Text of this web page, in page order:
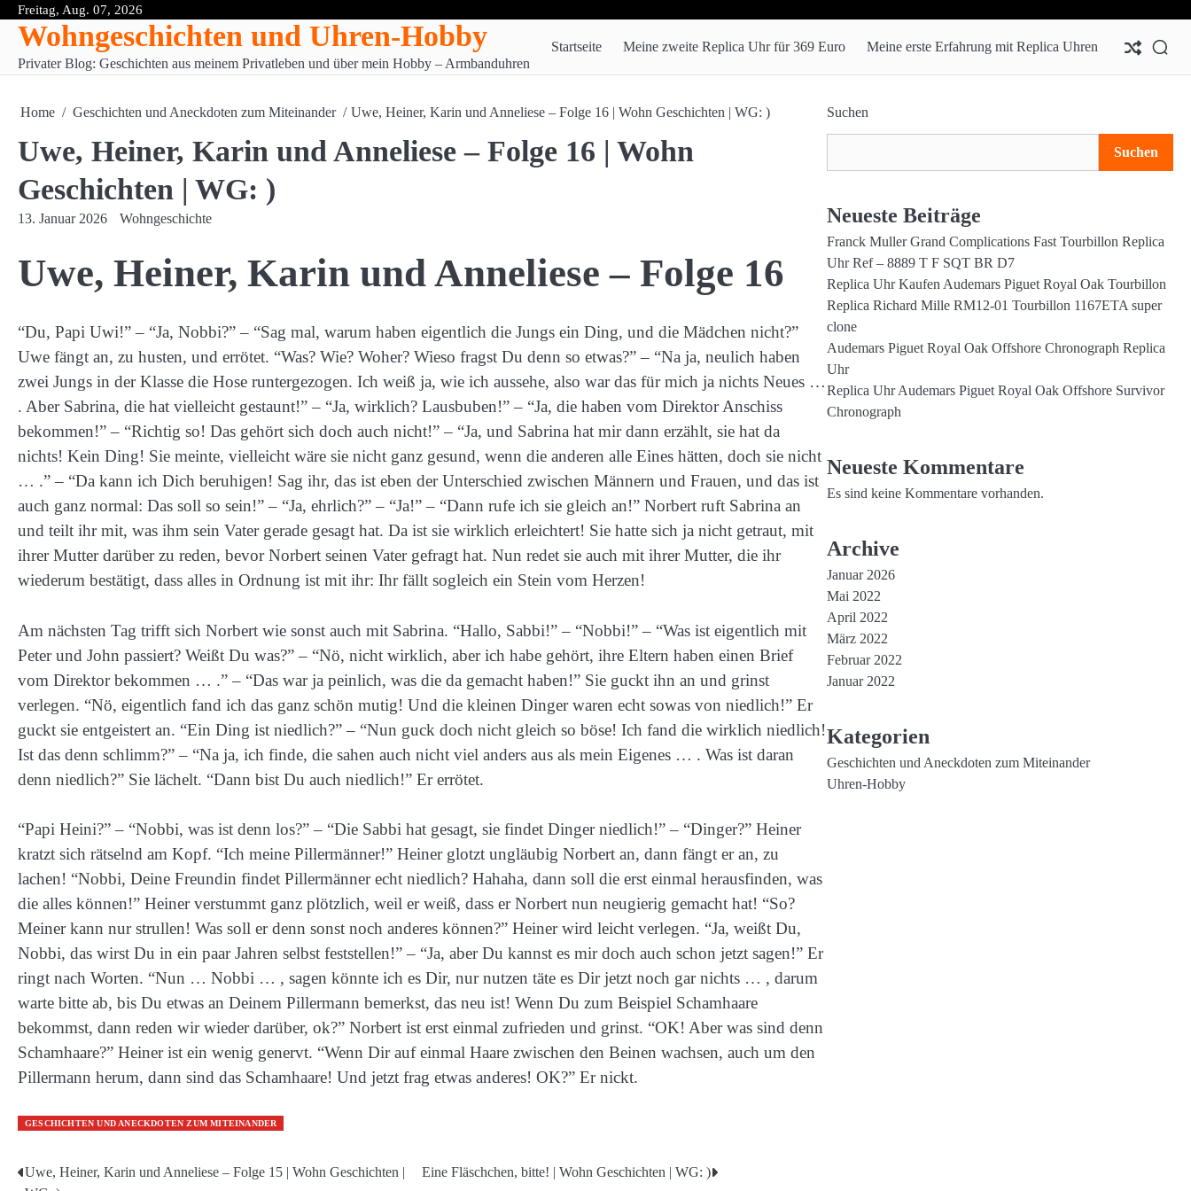
SkipFreitag, Aug. 07, 2026
mit
Uhr
Wohngeschichten und Uhren-Hobby
Privater Blog: Geschichten aus meinem Privatleben und über mein Hobby – Armbanduhren
Startseite Meine zweite Replica Uhr für 369 Euro Meine erste Erfahrung mit Replica Uhren
Home Geschichten und Aneckdoten zum Miteinander Uwe, Heiner, Karin und Anneliese – Folge 16 | Wohn Geschichten | WG: )
Uwe, Heiner, Karin und Anneliese – Folge 16 | Wohn
Geschichten | WG: )
13. Januar 2026 Wohngeschichte
Uwe, Heiner, Karin und Anneliese – Folge 16
“Du, Papi Uwi!” – “Ja, Nobbi?” – “Sag mal, warum haben eigentlich die Jungs ein Ding, und die Mädchen nicht?”
Uwe fängt an, zu husten, und errötet. “Was? Wie? Woher? Wieso fragst Du denn so etwas?” – “Na ja, neulich haben
zwei Jungs in der Klasse die Hose runtergezogen. Ich weiß ja, wie ich aussehe, also war das für mich ja nichts Neues …
. Aber Sabrina, die hat vielleicht gestaunt!” – “Ja, wirklich? Lausbuben!” – “Ja, die haben vom Direktor Anschiss
bekommen!” – “Richtig so! Das gehört sich doch auch nicht!” – “Ja, und Sabrina hat mir dann erzählt, sie hat da
nichts! Kein Ding! Sie meinte, vielleicht wäre sie nicht ganz gesund, wenn die anderen alle Eines hätten, doch sie nicht
… .” – “Da kann ich Dich beruhigen! Sag ihr, das ist eben der Unterschied zwischen Männern und Frauen, und das ist
auch ganz normal: Das soll so sein!” – “Ja, ehrlich?” – “Ja!” – “Dann rufe ich sie gleich an!” Norbert ruft Sabrina an
und teilt ihr mit, was ihm sein Vater gerade gesagt hat. Da ist sie wirklich erleichtert! Sie hatte sich ja nicht getraut, mit
ihrer Mutter darüber zu reden, bevor Norbert seinen Vater gefragt hat. Nun redet sie auch mit ihrer Mutter, die ihr
wiederum bestätigt, dass alles in Ordnung ist mit ihr: Ihr fällt sogleich ein Stein vom Herzen!
Am nächsten Tag trifft sich Norbert wie sonst auch mit Sabrina. “Hallo, Sabbi!” – “Nobbi!” – “Was ist eigentlich mit
Peter und John passiert? Weißt Du was?” – “Nö, nicht wirklich, aber ich habe gehört, ihre Eltern haben einen Brief
vom Direktor bekommen … .” – “Das war ja peinlich, was die da gemacht haben!” Sie guckt ihn an und grinst
verlegen. “Nö, eigentlich fand ich das ganz schön mutig! Und die kleinen Dinger waren echt sowas von niedlich!” Er
guckt sie entgeistert an. “Ein Ding ist niedlich?” – “Nun guck doch nicht gleich so böse! Ich fand die wirklich niedlich!
Ist das denn schlimm?” – “Na ja, ich finde, die sahen auch nicht viel anders aus als mein Eigenes … . Was ist daran
denn niedlich?” Sie lächelt. “Dann bist Du auch niedlich!” Er errötet.
“Papi Heini?” – “Nobbi, was ist denn los?” – “Die Sabbi hat gesagt, sie findet Dinger niedlich!” – “Dinger?” Heiner
kratzt sich rätselnd am Kopf. “Ich meine Pillermänner!” Heiner glotzt ungläubig Norbert an, dann fängt er an, zu
lachen! “Nobbi, Deine Freundin findet Pillermänner echt niedlich? Hahaha, dann soll die erst einmal herausfinden, was
die alles können!” Heiner verstummt ganz plötzlich, weil er weiß, dass er Norbert nun neugierig gemacht hat! “So?
Meiner kann nur strullen! Was soll er denn sonst noch anderes können?” Heiner wird leicht verlegen. “Ja, weißt Du,
Nobbi, das wirst Du in ein paar Jahren selbst feststellen!” – “Ja, aber Du kannst es mir doch auch schon jetzt sagen!” Er
ringt nach Worten. “Nun … Nobbi … , sagen könnte ich es Dir, nur nutzen täte es Dir jetzt noch gar nichts … , darum
warte bitte ab, bis Du etwas an Deinem Pillermann bemerkst, das neu ist! Wenn Du zum Beispiel Schamhaare
bekommst, dann reden wir wieder darüber, ok?” Norbert ist erst einmal zufrieden und grinst. “OK! Aber was sind denn
Schamhaare?” Heiner ist ein wenig genervt. “Wenn Dir auf einmal Haare zwischen den Beinen wachsen, auch um den
Pillermann herum, dann sind das Schamhaare! Und jetzt frag etwas anderes! OK?” Er nickt.
GESCHICHTEN UND ANECKDOTEN ZUM MITEINANDER
Beitragsnavigation
Uwe, Heiner, Karin und Anneliese – Folge 15 | Wohn Geschichten |
Eine Fläschchen, bitte! | Wohn Geschichten | WG: )
Suchen
Suchen
Neueste Beiträge
Franck Muller Grand Complications Fast Tourbillon Replica
Uhr Ref – 8889 T F SQT BR D7
Replica Uhr Kaufen Audemars Piguet Royal Oak Tourbillon
Replica Richard Mille RM12-01 Tourbillon 1167ETA super
clone
Audemars Piguet Royal Oak Offshore Chronograph Replica
Uhr
Replica Uhr Audemars Piguet Royal Oak Offshore Survivor
Chronograph
Neueste Kommentare
Es sind keine Kommentare vorhanden.
Archive
Januar 2026
Mai 2022
April 2022
März 2022
Februar 2022
Januar 2022
Kategorien
Geschichten und Aneckdoten zum Miteinander
Uhren-Hobby